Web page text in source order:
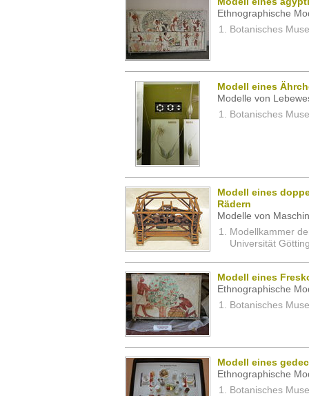
Ethnographische
Botanisches
Modell eines
Modelle von
Botanisches
Modell eines
Rädern
Modelle von
Modellkammer
Universität
Modell eines
Ethnographische
Botanisches
Modell eines
Ethnographische
Botanisches